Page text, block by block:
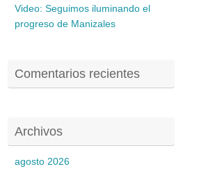
Video: Seguimos iluminando el
progreso de Manizales
Comentarios recientes
Archivos
agosto 2026